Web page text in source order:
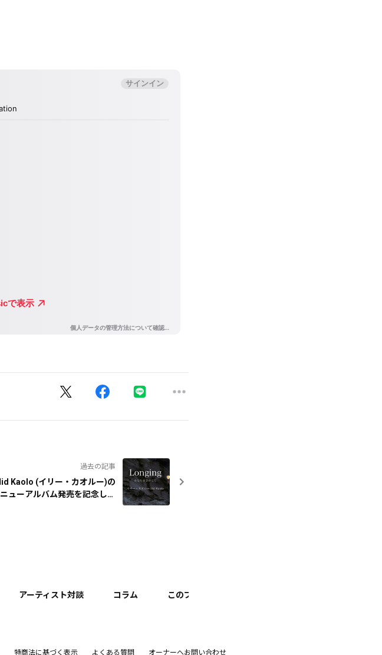
過去の記事
Ilid Kaolo (イリー・カオルー)の
ニューアルバム発売を記念して
アーティスト対談 コラム このプロジェクトについて
特商法に基づく表示 よくある質問 オーナーへお問い合わせ